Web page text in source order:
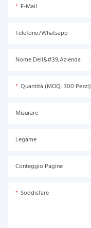
E-Mail
Telefono/Whatsapp
Nome Dell&#39;azienda
Quantità (MOQ: 300 Pezzi)
Misurare
Legame
Conteggio Pagine
Soddisfare